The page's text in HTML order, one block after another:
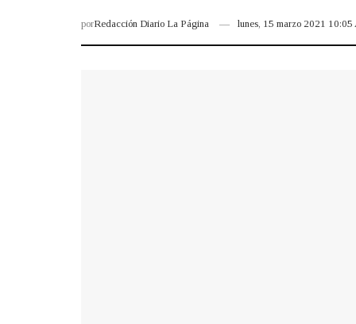
porRedacción Diario La Página lunes, 15 marzo 2021 10:05